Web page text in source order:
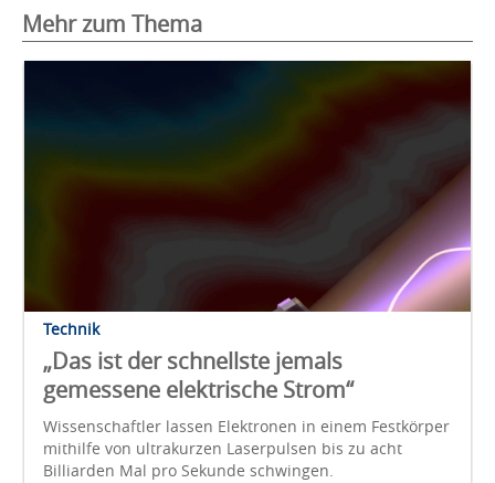
Mehr zum Thema
Technik
„Das ist der schnellste jemals
gemessene elektrische Strom“
Wissenschaftler lassen Elektronen in einem Festkörper
mithilfe von ultrakurzen Laserpulsen bis zu acht
Billiarden Mal pro Sekunde schwingen.